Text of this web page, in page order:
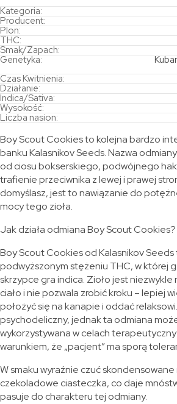
Kategoria:
Producent:
Plon:
THC:
Smak/Zapach:
Genetyka:
Czas Kwitnienia:
Działanie:
Indica/Sativa:
Wysokość:
Liczba nasion:
Boy Scout Cookies to kolejna bardzo
banku Kalasnikov Seeds. Nazwa
od ciosu bokserskiego, podwójnego
trafienie przeciwnika z lewej i prawej
domyślasz, jest to nawiązanie do
mocy tego zioła.
Jak działa odmiana Boy Scout Cookies?
Boy Scout Cookies od Kalasnikov
podwyższonym stężeniu THC, w której
skrzypce gra indica. Zioło jest niezwykle
ciało i nie pozwala zrobić kroku – lepiej
położyć się na kanapie i oddać
psychodeliczny, jednak ta odmiana
wykorzystywana w celach
warunkiem, że „pacjent” ma sporą
W smaku wyraźnie czuć
czekoladowe ciasteczka, co daje
pasuje do charakteru tej odmiany.